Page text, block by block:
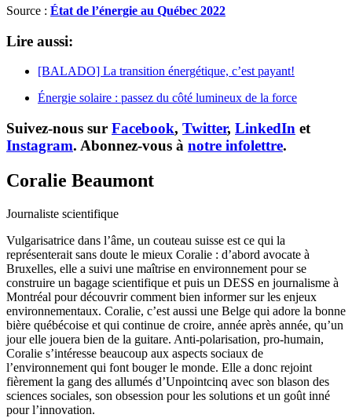
Source : État de l’énergie au Québec 2022
Lire aussi:
[BALADO] La transition énergétique, c’est payant!
Énergie solaire : passez du côté lumineux de la force
Suivez-nous sur Facebook, Twitter, LinkedIn et
Instagram. Abonnez-vous à notre infolettre.
Coralie Beaumont
Journaliste scientifique
Vulgarisatrice dans l’âme, un couteau suisse est ce qui la
représenterait sans doute le mieux Coralie : d’abord avocate à
Bruxelles, elle a suivi une maîtrise en environnement pour se
construire un bagage scientifique et puis un DESS en journalisme à
Montréal pour découvrir comment bien informer sur les enjeux
environnementaux. Coralie, c’est aussi une Belge qui adore la bonne
bière québécoise et qui continue de croire, année après année, qu’un
jour elle jouera bien de la guitare. Anti-polarisation, pro-humain,
Coralie s’intéresse beaucoup aux aspects sociaux de
l’environnement qui font bouger le monde. Elle a donc rejoint
fièrement la gang des allumés d’Unpointcinq avec son blason des
sciences sociales, son obsession pour les solutions et un goût inné
pour l’innovation.